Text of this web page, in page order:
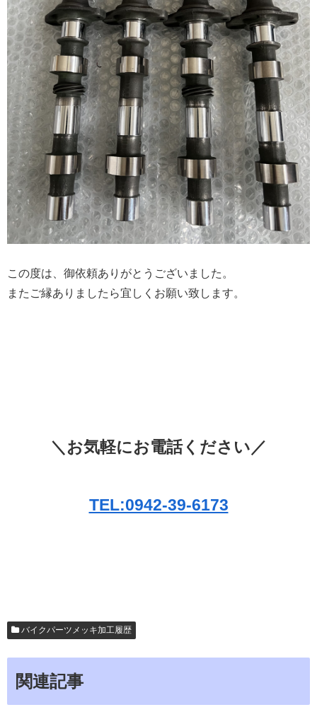
この度は、御依頼ありがとうございました。
またご縁ありましたら宜しくお願い致します。
＼お気軽にお電話ください／
TEL:0942-39-6173
バイクパーツメッキ加工履歴
関連記事